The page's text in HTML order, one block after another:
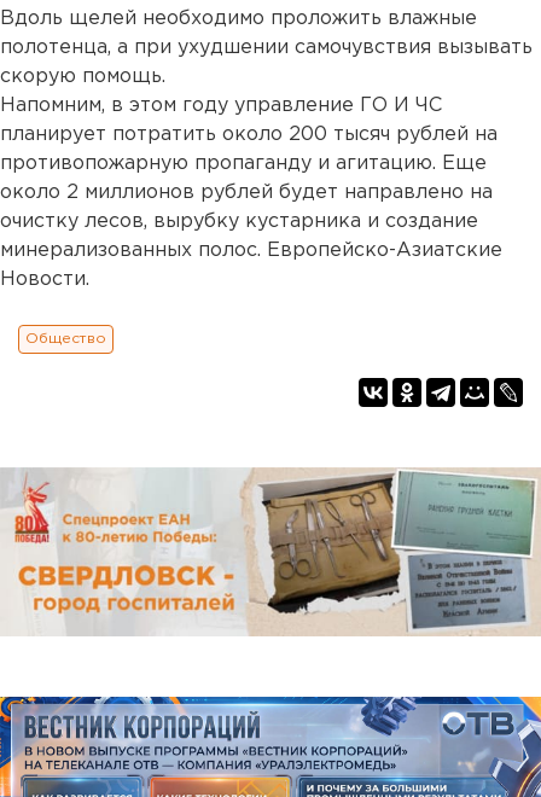
Вдоль щелей необходимо проложить влажные
полотенца, а при ухудшении самочувствия вызывать
скорую помощь.
Напомним, в этом году управление ГО И ЧС
планирует потратить около 200 тысяч рублей на
противопожарную пропаганду и агитацию. Еще
около 2 миллионов рублей будет направлено на
очистку лесов, вырубку кустарника и создание
минерализованных полос. Европейско-Азиатские
Новости.
Общество